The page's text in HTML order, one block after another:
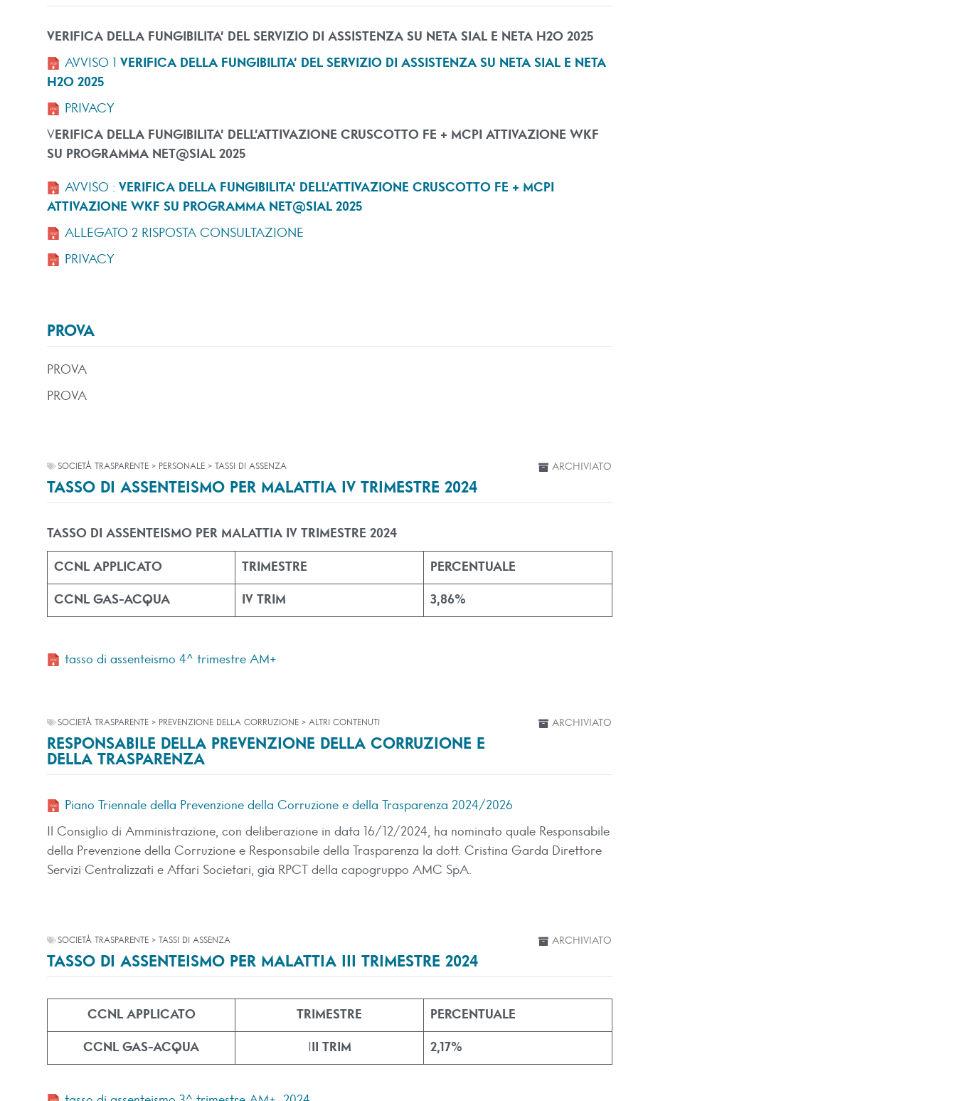
VERIFICA DELLA FUNGIBILITA’ DEL SERVIZIO DI ASSISTENZA SU NETA SIAL E NETA H2O 2025
AVVISO 1VERIFICA DELLA FUNGIBILITA’ DEL SERVIZIO DI ASSISTENZA SU NETA SIAL E NETA
H2O 2025
PRIVACY
V ERIFICA DELLA FUNGIBILITA’ DELL’ATTIVAZIONE CRUSCOTTO FE + MCPI ATTIVAZIONE WKF
SU PROGRAMMA NET@SIAL 2025
AVVISO :VERIFICA DELLA FUNGIBILITA’ DELL’ATTIVAZIONE CRUSCOTTO FE + MCPI
ATTIVAZIONE WKF SU PROGRAMMA NET@SIAL 2025
ALLEGATO 2 RISPOSTA CONSULTAZIONE
PRIVACY
PROVA
PROVA
PROVA
SOCIETÀ TRASPARENTE > PERSONALE > TASSI DI ASSENZA
TASSO DI ASSENTEISMO PER MALATTIA IV TRIMESTRE 2024
ARCHIVIATO
TASSO DI ASSENTEISMO PER MALATTIA IV TRIMESTRE 2024
CCNL APPLICATO TRIMESTRE PERCENTUALE
CCNL GAS-ACQUA IV TRIM 3,86%
tasso di assenteismo 4^ trimestre AM+
SOCIETÀ TRASPARENTE > PREVENZIONE DELLA CORRUZIONE > ALTRI CONTENUTI
RESPONSABILE DELLA PREVENZIONE DELLA CORRUZIONE E
DELLA TRASPARENZA
ARCHIVIATO
Piano Triennale della Prevenzione della Corruzione e della Trasparenza 2024/2026
Il Consiglio di Amministrazione, con deliberazione in data 16/12/2024, ha nominato quale Responsabile
della Prevenzione della Corruzione e Responsabile della Trasparenza la dott. Cristina Garda Direttore
Servizi Centralizzati e Affari Societari, già RPCT della capogruppo AMC SpA.
SOCIETÀ TRASPARENTE > TASSI DI ASSENZA
TASSO DI ASSENTEISMO PER MALATTIA III TRIMESTRE 2024
ARCHIVIATO
CCNL APPLICATO TRIMESTRE PERCENTUALE
CCNL GAS-ACQUA II TRIM 2,17%